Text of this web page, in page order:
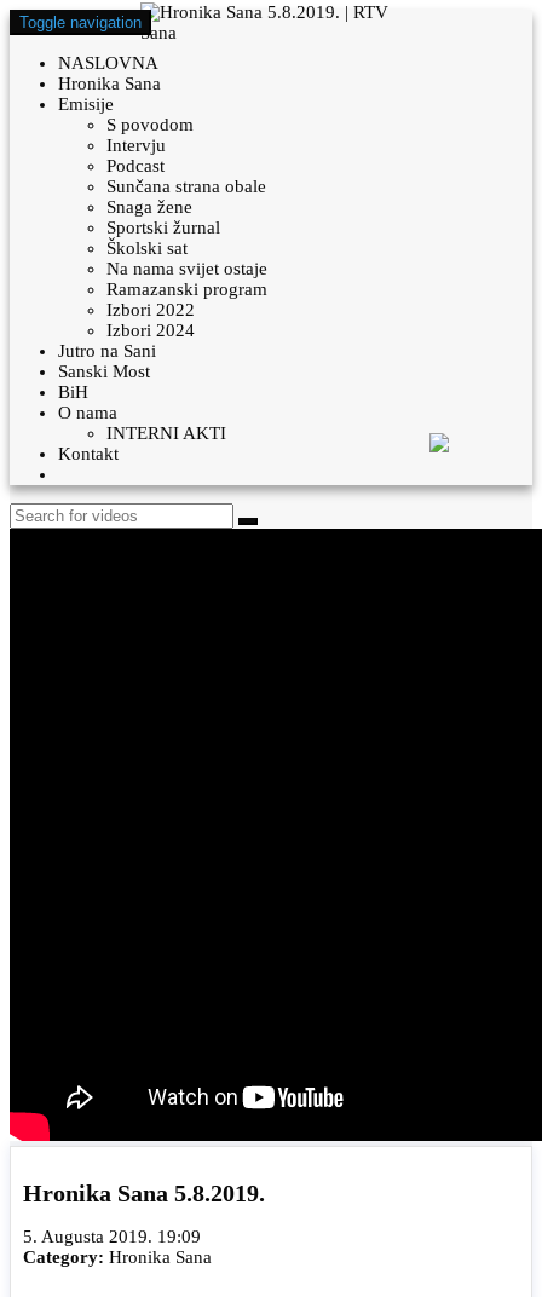
Toggle navigation
NASLOVNA
Hronika Sana
Emisije
S povodom
Intervju
Podcast
Sunčana strana obale
Snaga žene
Sportski žurnal
Školski sat
Na nama svijet ostaje
Ramazanski program
Izbori 2022
Izbori 2024
Jutro na Sani
Sanski Most
BiH
O nama
INTERNI AKTI
Kontakt
Hronika Sana 5.8.2019.
5. Augusta 2019. 19:09
Category: Hronika Sana